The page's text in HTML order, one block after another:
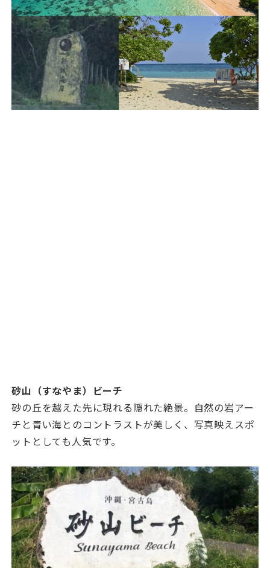
砂山（すなやま）ビーチ
砂の丘を越えた先に現れる隠れた絶景。自然の岩アー
チと青い海とのコントラストが美しく、写真映えスポ
ットとしても人気です。